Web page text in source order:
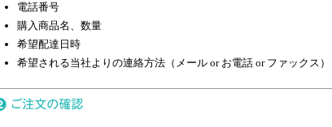
電話番号
購入商品名、数量
希望配達日時
希望される当社よりの連絡方法（メール or お電話 or ファックス）